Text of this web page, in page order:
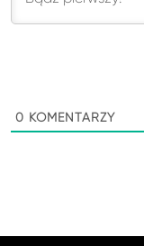
0 KOMENTARZY